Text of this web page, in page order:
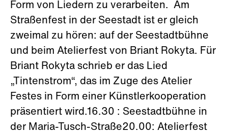
Form von Liedern zu verarbeiten. Am
Straßenfest in der Seestadt ist er gleich
zweimal zu hören: auf der Seestadtbühne
und beim Atelierfest von Briant Rokyta. Für
Briant Rokyta schrieb er das Lied
„Tintenstrom“, das im Zuge des Atelier
Festes in Form einer Künstlerkooperation
präsentiert wird.16.30 : Seestadtbühne in
der Maria-Tusch-Straße20.00: Atelierfest